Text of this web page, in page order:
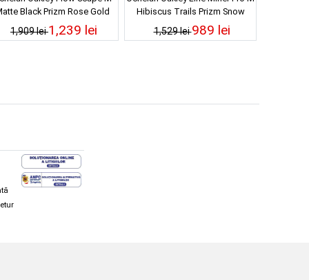
Black Prizm Rose Gold
Iridium 25/26
1,909 lei1,239 lei
Hibiscus Trails Prizm Snow
Argon Iridium 25/26
1,529 lei989 lei